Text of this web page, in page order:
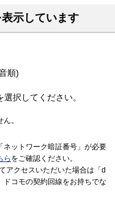
示しています
順)
択してください。
。
ネットワーク暗証番号」が必要
ら をご確認ください。
アクセスいただいた場合は「d
コモの契約回線をお持ちでな